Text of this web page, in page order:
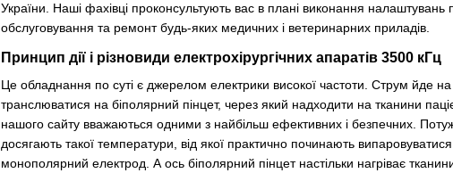
України. Наші фахівці проконсультують вас в плані виконання
обслуговування та ремонт будь-яких медичних і ветеринарних приладів.
Принцип дії і різновиди електрохірургічних апаратів 3500 кГц
Це обладнання по суті є джерелом електрики високої частоти. Струм йде
транслюватися на біполярний пінцет, через який надходити на тканини
нашого сайту вважаються одними з найбільш ефективних і безпечних.
досягають такої температури, від якої практично починають
монополярний електрод. А ось біполярний пінцет настільки нагріває